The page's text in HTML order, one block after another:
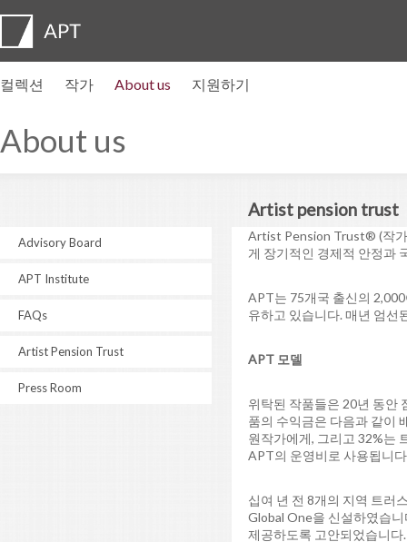
컬렉션 작가 About us 지원하기
About us
Advisory Board
APT Institute
FAQs
Artist Pension Trust
Press Room
Artist pension trust
Artist Pension Trust® (작가
게 장기적인 경제적 안정과
APT는 75개국 출신의
유하고 있습니다. 매년 엄선
APT 모델
위탁된 작품들은 20년 동안
품의 수익금은 다음과 같이
원작가에게, 그리고 32%는
APT의 운영비로 사용됩니
십여 년 전 8개의 지역 트러
Global One을 신설하였습
제공하도록 고안되었습니다.